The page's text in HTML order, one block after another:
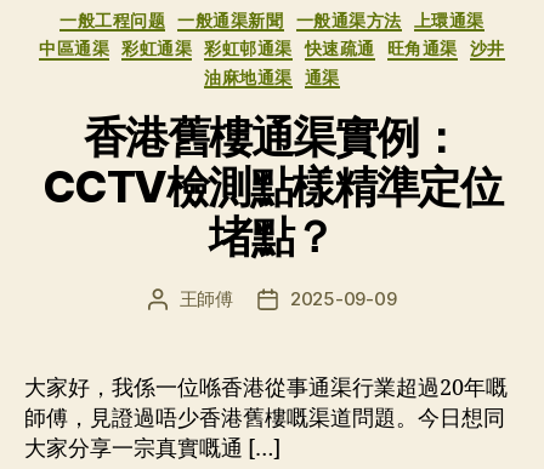
分
类
一般工程问题 一般通渠新聞 一般通渠方法
上環通渠
中區通渠 彩虹通渠 彩虹邨通渠 快速疏通 旺角通渠
沙井
油麻地通渠
通渠
香港舊樓通渠實例：
CCTV檢測點樣精準定位
堵點？
文
者
王師傅
发
期
2025-09-09
大家好，我係一位喺香港從事通渠行業超過20年嘅
師傅，見證過唔少香港舊樓嘅渠道問題。今日想同
大家分享一宗真實嘅通 […]